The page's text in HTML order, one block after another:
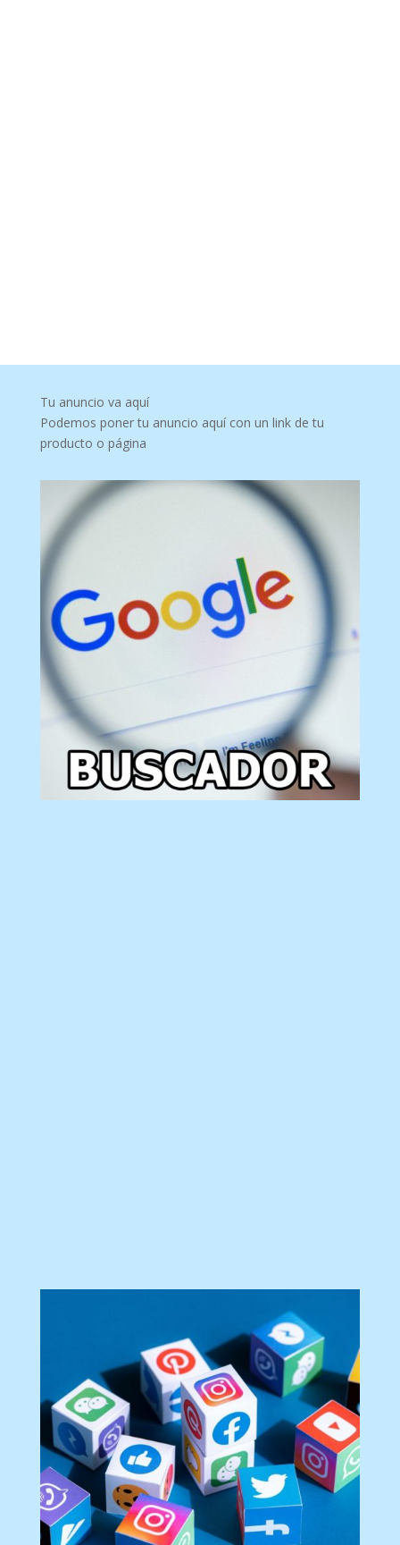
Tu anuncio va aquí
Podemos poner tu anuncio aquí con un link de tu
producto o página